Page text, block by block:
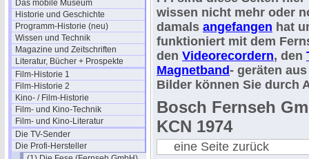
Das mobile Museum
Historie und Geschichte
Programm-Historie (neu)
Wissen und Technik
Magazine und Zeitschriften
Literatur, Bücher + Prospekte
Film-Historie 1
Film-Historie 2
Kino- / Film-Historie
Film- und Kino-Technik
Film- und Kino-Literatur
Die TV-Sender
Die Profi-Hersteller
wissen nicht mehr oder
damals angefangen hat
funktioniert mit dem
den Videorecordern, den
Magnetband- geräten
Bilder können Sie durch
Bosch Fernseh
KCN 1974
eine Seite zurück